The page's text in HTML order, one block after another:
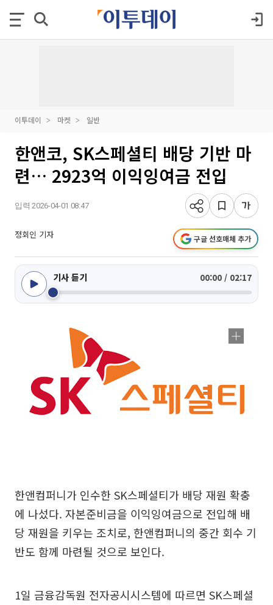
이투데이 마켓 일반
한앤코, SK스페셜티 배당 기반 마
련… 2923억 이익잉여금 전입
입력 2026-04-01 08:47
정회인 기자 구글 선호매체 추가
기사 듣기 00:00 / 02:17
한앤컴퍼니가 인수한 SK스페셜티가 배당 재원 확충
에 나섰다. 자본준비금을 이익잉여금으로 전입해 배
당 재원을 키우는 조치로, 한앤컴퍼니의 중간 회수 기
반도 함께 마련될 것으로 보인다.
1일 금융감독원 전자공시시스템에 따르면 SK스페셜